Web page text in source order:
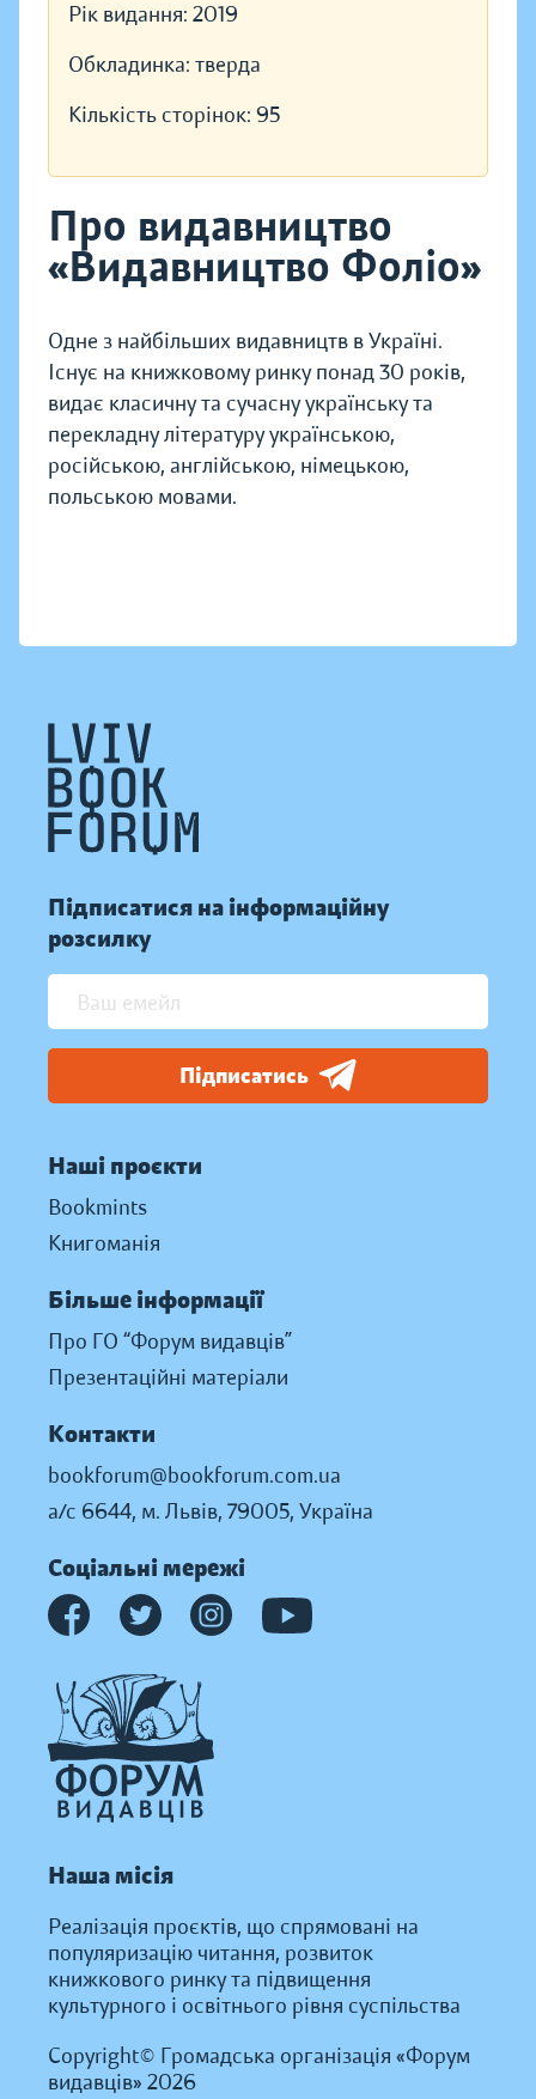
Рік видання: 2019
Обкладинка: тверда
Кількість сторінок: 95
Про видавництво
«Видавництво Фоліо»
Одне з найбільших видавництв в Україні.
Існує на книжковому ринку понад 30 років,
видає класичну та сучасну українську та
перекладну літературу українською,
російською, англійською, німецькою,
польською мовами.
Підписатися на інформаційну
розсилку
Підписатись
Наші проєкти
Bookmints
Книгоманія
Більше інформації
Про ГО “Форум видавців”
Презентаційні матеріали
Контакти
bookforum@bookforum.com.ua
а/с 6644, м. Львів, 79005, Україна
Соціальні мережі
Наша місія
Реалізація проєктів, що спрямовані на
популяризацію читання, розвиток
книжкового ринку та підвищення
культурного і освітнього рівня суспільства
Copyright© Громадська організація «Форум
видавців» 2026